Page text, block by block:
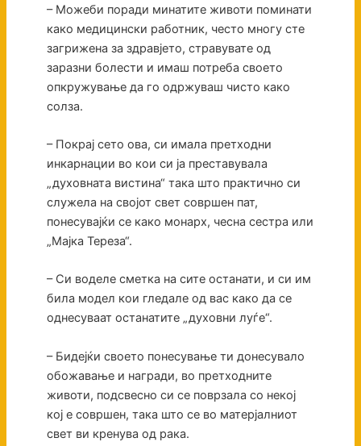
– Можеби поради минатите животи поминати
како медицински работник, често многу сте
загрижена за здравјето, стравувате од
заразни болести и имаш потреба своето
опкружување да го одржуваш чисто како
солза.
– Покрај сето ова, си имала претходни
инкарнации во кои си ја преставувала
„духовната вистина“ така што практично си
служела на својот свет совршен пат,
понесувајќи се како монарх, чесна сестра или
„Мајка Тереза“.
– Си воделе сметка на сите останати, и си им
била модел кои гледале од вас како да се
однесуваат останатите „духовни луѓе“.
– Бидејќи своето понесување ти донесувало
обожавање и награди, во претходните
животи, подсвесно си се поврзала со некој
кој е совршен, така што се во матерјалниот
свет ви кренува од рака.